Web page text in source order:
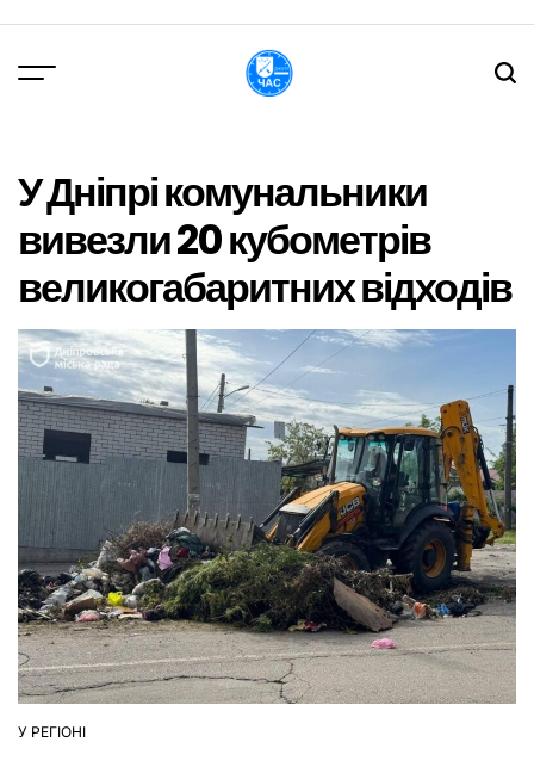
вмісту
У Дніпрі комунальники
вивезли 20 кубометрів
великогабаритних відходів
ОПУБЛІКУВАТИ
У РЕГІОНІ